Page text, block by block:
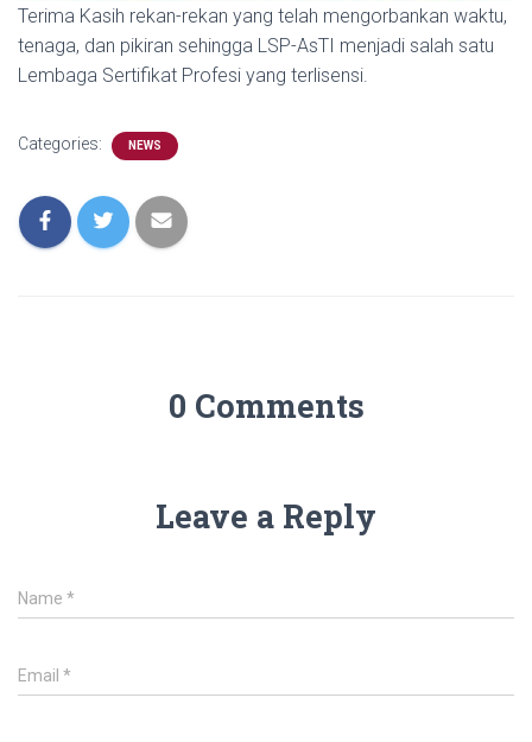
Terima Kasih rekan-rekan yang telah mengorbankan waktu,
tenaga, dan pikiran sehingga LSP-AsTI menjadi salah satu
Lembaga Sertifikat Profesi yang terlisensi.
Categories: NEWS
0 Comments
Leave a Reply
Name *
Email *